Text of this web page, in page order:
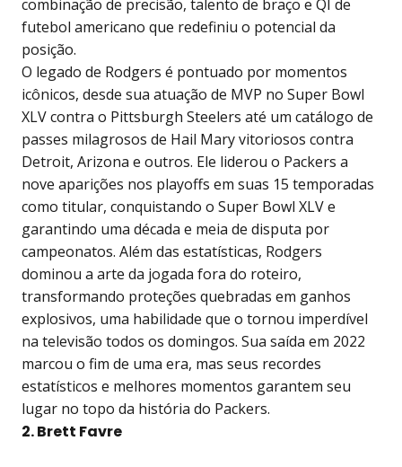
combinação de precisão, talento de braço e QI de
futebol americano que redefiniu o potencial da
posição.
O legado de Rodgers é pontuado por momentos
icônicos, desde sua atuação de MVP no Super Bowl
XLV contra o Pittsburgh Steelers até um catálogo de
passes milagrosos de Hail Mary vitoriosos contra
Detroit, Arizona e outros. Ele liderou o Packers a
nove aparições nos playoffs em suas 15 temporadas
como titular, conquistando o Super Bowl XLV e
garantindo uma década e meia de disputa por
campeonatos. Além das estatísticas, Rodgers
dominou a arte da jogada fora do roteiro,
transformando proteções quebradas em ganhos
explosivos, uma habilidade que o tornou imperdível
na televisão todos os domingos. Sua saída em 2022
marcou o fim de uma era, mas seus recordes
estatísticos e melhores momentos garantem seu
lugar no topo da história do Packers.
2. Brett Favre